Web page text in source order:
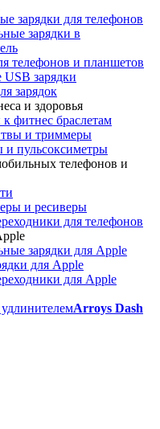
зарядки для телефонов
зарядки в
телефонов и планшетов
зарядки
зарядок
и здоровья
фитнес браслетам
и триммеры
и пульсоксиметры
телефонов и
и ресиверы
для телефонов
зарядки для Apple
для Apple
для Apple
Arroys Dash